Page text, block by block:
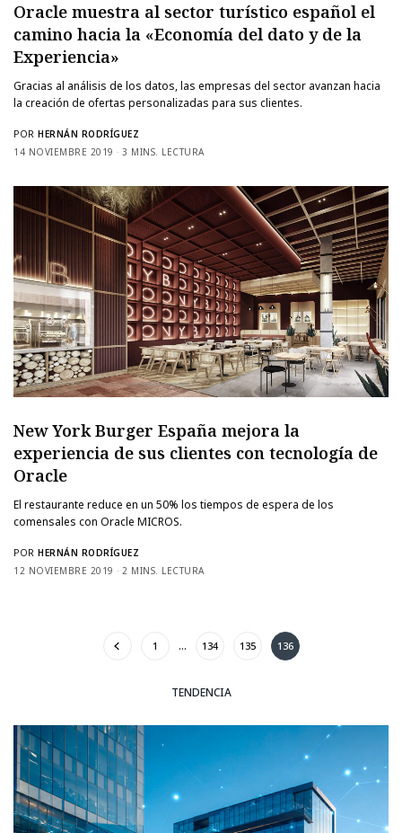
Oracle muestra al sector turístico español el
camino hacia la «Economía del dato y de la
Experiencia»
Gracias al análisis de los datos, las empresas del sector avanzan hacia
la creación de ofertas personalizadas para sus clientes.
POR HERNÁN RODRÍGUEZ
14 NOVIEMBRE 2019
3 MINS. LECTURA
New York Burger España mejora la
experiencia de sus clientes con tecnología de
Oracle
El restaurante reduce en un 50% los tiempos de espera de los
comensales con Oracle MICROS.
POR HERNÁN RODRÍGUEZ
12 NOVIEMBRE 2019
2 MINS. LECTURA
1 … 134 135 136
TENDENCIA